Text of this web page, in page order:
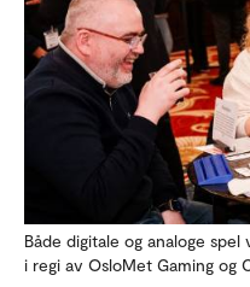
Både digitale og analoge
i regi av OsloMet Gaming og